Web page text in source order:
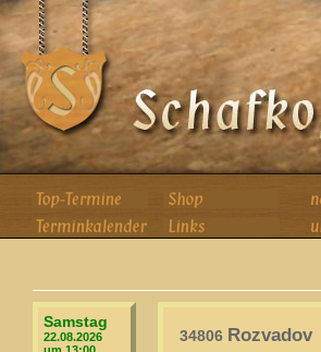
Samstag
22.08.2026
34806 Rozvadov